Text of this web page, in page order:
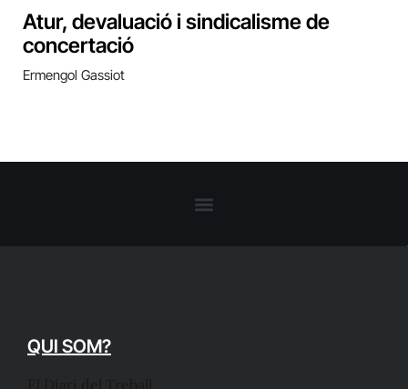
Atur, devaluació i sindicalisme de
concertació
Ermengol Gassiot
QUI SOM?